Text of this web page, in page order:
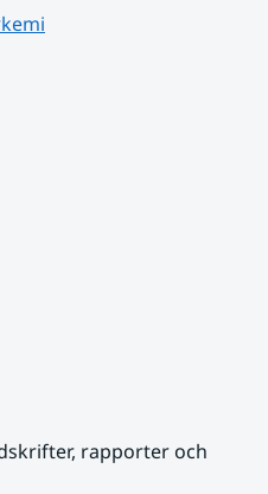
rapporter och